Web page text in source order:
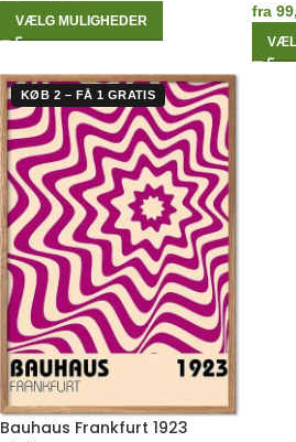
VÆLG MULIGHEDER
fra
KØB 2 – FÅ 1 GRATIS
Bauhaus Frankfurt 1923